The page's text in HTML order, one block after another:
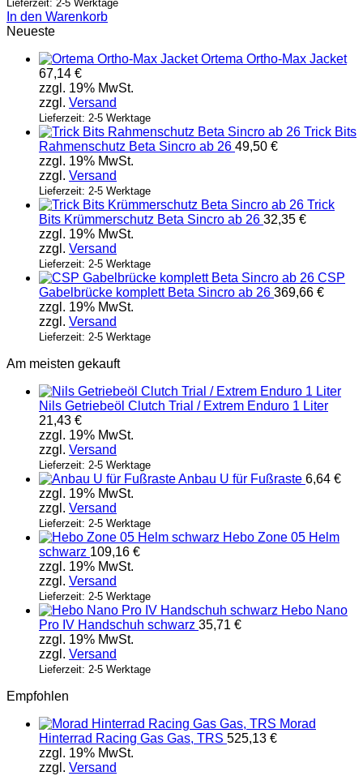
Lieferzeit: 2-5 Werktage
In den Warenkorb
Neueste
Ortema Ortho-Max Jacket
67,14 €
zzgl. 19% MwSt.
zzgl. Versand
Lieferzeit: 2-5 Werktage
Trick Bits
Rahmenschutz Beta Sincro ab 26 49,50 €
zzgl. 19% MwSt.
zzgl. Versand
Lieferzeit: 2-5 Werktage
Trick
Bits Krümmerschutz Beta Sincro ab 26 32,35 €
zzgl. 19% MwSt.
zzgl. Versand
Lieferzeit: 2-5 Werktage
CSP
Gabelbrücke komplett Beta Sincro ab 26 369,66 €
zzgl. 19% MwSt.
zzgl. Versand
Lieferzeit: 2-5 Werktage
Am meisten gekauft
Nils Getriebeöl Clutch Trial / Extrem Enduro 1 Liter
21,43 €
zzgl. 19% MwSt.
zzgl. Versand
Lieferzeit: 2-5 Werktage
Anbau U für Fußraste 6,64 €
zzgl. 19% MwSt.
zzgl. Versand
Lieferzeit: 2-5 Werktage
Hebo Zone 05 Helm
schwarz 109,16 €
zzgl. 19% MwSt.
zzgl. Versand
Lieferzeit: 2-5 Werktage
Hebo Nano
Pro IV Handschuh schwarz 35,71 €
zzgl. 19% MwSt.
zzgl. Versand
Lieferzeit: 2-5 Werktage
Empfohlen
Morad
Hinterrad Racing Gas Gas, TRS 525,13 €
zzgl. 19% MwSt.
zzgl. Versand